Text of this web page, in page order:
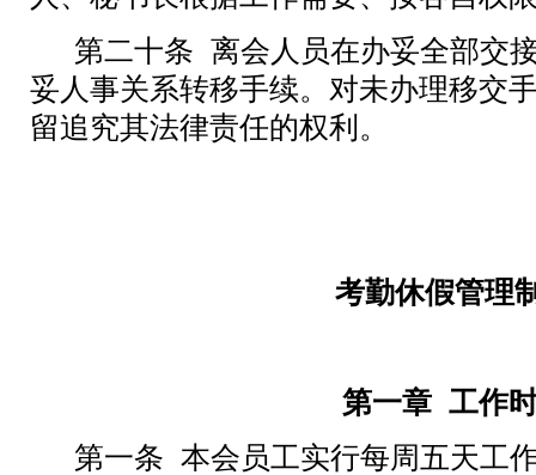
第二十条 离会 人员在办妥全部交
妥人事关系转移手续。对未办理移交
留追究其法律责任的权利。
考勤休假管理
第一章 工作
第一条 本会员工实行每周五天工